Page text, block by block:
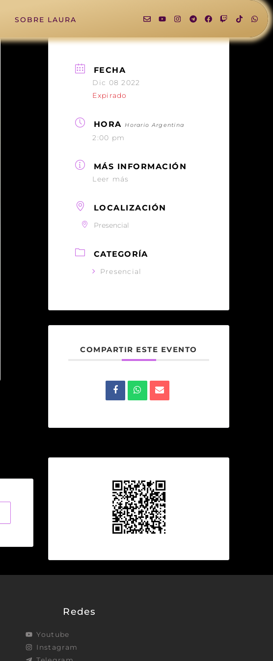
SOBRE LAURA
FECHA
Dic 08 2022
Expirado
HORA Horario Argentina
2:00 pm
MÁS INFORMACIÓN
Leer más
LOCALIZACIÓN
Presencial
CATEGORÍA
Presencial
COMPARTIR ESTE EVENTO
Redes
Youtube
Instagram